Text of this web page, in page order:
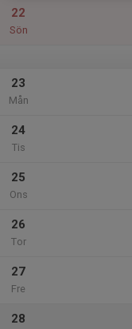
22
Sön
23
Mån
24
Tis
25
Ons
26
Tor
27
Fre
28